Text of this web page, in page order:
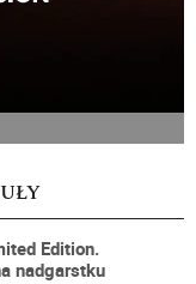
Edition.
nadgarstku